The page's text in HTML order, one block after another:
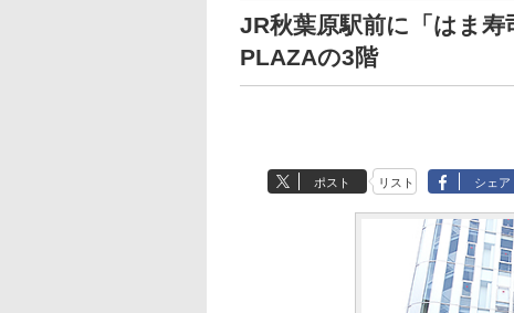
JR秋葉原駅前に「はま
PLAZAの3階
ポスト リスト シェア